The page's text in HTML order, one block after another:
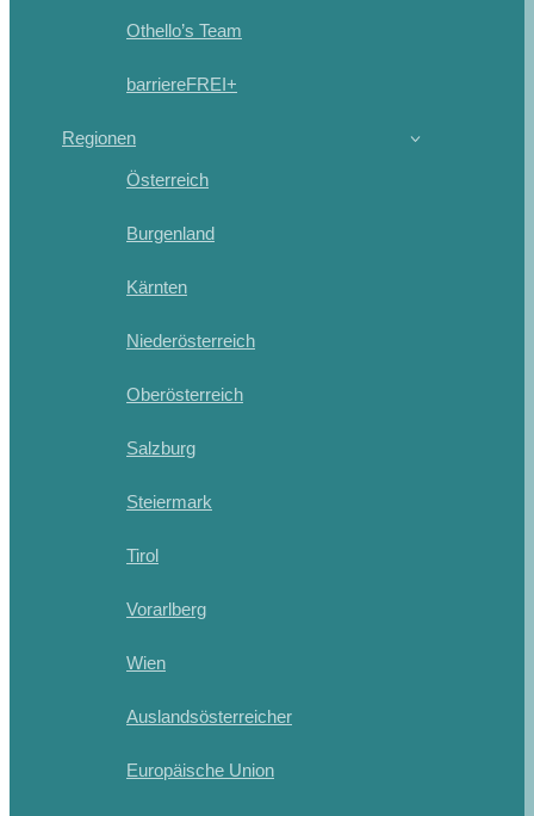
Othello’s Team
barriereFREI+
Regionen
Österreich
Burgenland
Kärnten
Niederösterreich
Oberösterreich
Salzburg
Steiermark
Tirol
Vorarlberg
Wien
Auslandsösterreicher
Europäische Union